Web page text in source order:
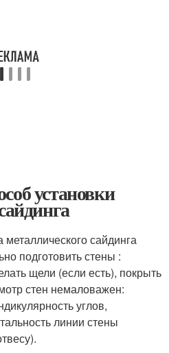
установки
сайдинга
подготовить стены :
щели (если есть), покрыть
стен немаловажен:
углов,
линии стены